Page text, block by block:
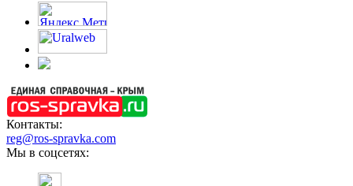
Контакты:
reg@ros-spravka.com
Мы в соцсетях: